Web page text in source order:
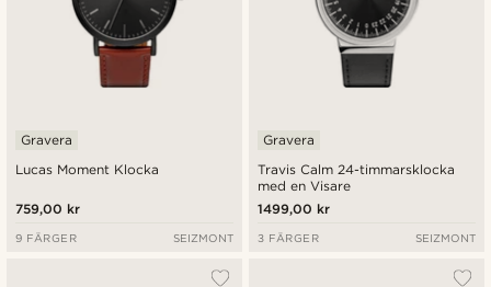
Lucas Moment Klocka
Gravera
759,00 kr
9 FÄRGER SEIZMONT
Travis Calm 24-timmarsklocka
med en Visare
Gravera
1499,00 kr
3 FÄRGER SEIZMONT